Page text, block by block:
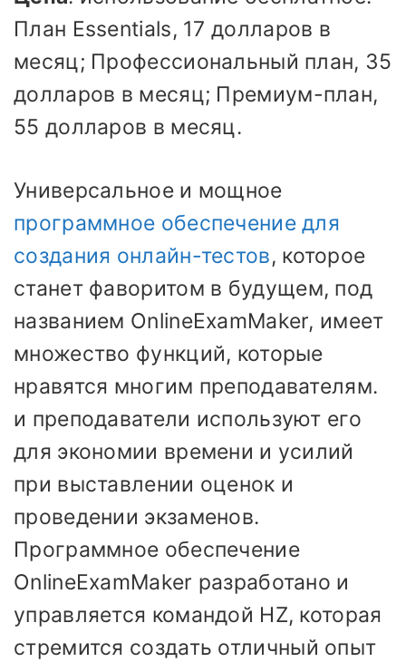
План Essentials, 17 долларов в
месяц; Профессиональный план, 35
долларов в месяц; Премиум-план,
55 долларов в месяц.
Универсальное и мощное
программное обеспечение для
создания онлайн-тестов, которое
станет фаворитом в будущем, под
названием OnlineExamMaker, имеет
множество функций, которые
нравятся многим преподавателям.
и преподаватели используют его
для экономии времени и усилий
при выставлении оценок и
проведении экзаменов.
Программное обеспечение
OnlineExamMaker разработано и
управляется командой HZ, которая
стремится создать отличный опыт